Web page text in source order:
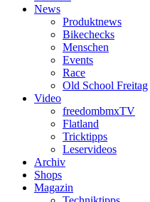
News
Produktnews
Bikechecks
Menschen
Events
Race
Old School Freitag
Video
freedombmxTV
Flatland
Tricktipps
Leservideos
Archiv
Shops
Magazin